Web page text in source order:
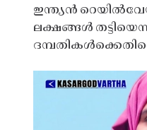
ഇന്ത്യൻ
ലക്ഷങ്ങൾ